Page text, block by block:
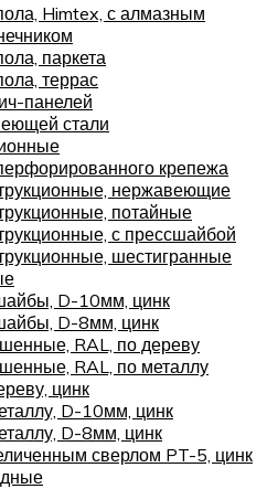
Himtex, с алмазным
паркета
террас
панелей
стали
крепежа
нержавеющие
потайные
с прессшайбой
шестигранные
D-10мм, цинк
D-8мм, цинк
RAL, по дереву
RAL, по металлу
цинк
D-10мм, цинк
D-8мм, цинк
сверлом PT-5, цинк